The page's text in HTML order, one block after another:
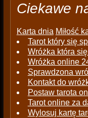
Ciekawe
Karta dnia Miłość
Tarot który się
Wróżka która
Wróżka online
Sprawdzona
Kontakt do
Postaw tarota
Tarot online za
Wylosuj kartę